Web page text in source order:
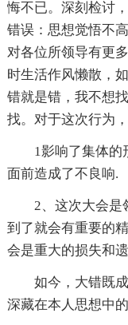
悔不已。深刻检讨
错误：思想觉悟不
对各位所领导有更
时生活作风懒散，
错就是错，我不想
找。对于这次行为
1影响了集体的
面前造成了不良响.
2、这次大会是
到了就会有重要的
会是重大的损失和遗
如今，大错既
深藏在本人思想中